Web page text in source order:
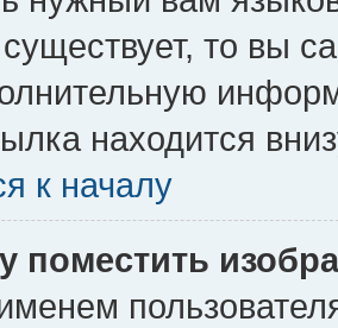
существует, то вы
находится
к началу
поместить